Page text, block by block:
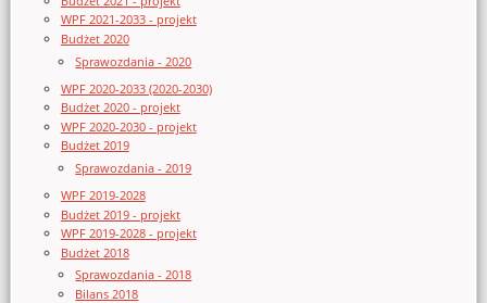
WPF 2021-2033 - projekt
Budżet 2020
Sprawozdania - 2020
WPF 2020-2033 (2020-2030)
Budżet 2020 - projekt
WPF 2020-2030 - projekt
Budżet 2019
Sprawozdania - 2019
WPF 2019-2028
Budżet 2019 - projekt
WPF 2019-2028 - projekt
Budżet 2018
Sprawozdania - 2018
Bilans 2018